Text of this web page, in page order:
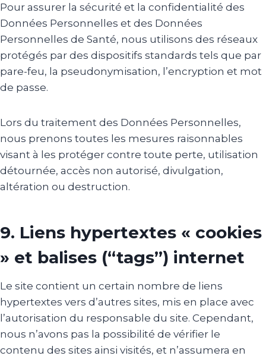
Pour assurer la sécurité et la confidentialité des
Données Personnelles et des Données
Personnelles de Santé, nous utilisons des réseaux
protégés par des dispositifs standards tels que par
pare-feu, la pseudonymisation, l’encryption et mot
de passe.
Lors du traitement des Données Personnelles,
nous prenons toutes les mesures raisonnables
visant à les protéger contre toute perte, utilisation
détournée, accès non autorisé, divulgation,
altération ou destruction.
9. Liens hypertextes « cookies
» et balises (“tags”) internet
Le site contient un certain nombre de liens
hypertextes vers d’autres sites, mis en place avec
l’autorisation du responsable du site. Cependant,
nous n’avons pas la possibilité de vérifier le
contenu des sites ainsi visités, et n’assumera en